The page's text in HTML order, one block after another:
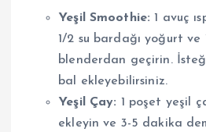
Yeşil Smoothie: 1 avuç
1/2 su bardağı yoğurt ve
blenderdan geçirin.
bal ekleyebilirsiniz.
Yeşil Çay: 1 poşet yeşil
ekleyin ve 3-5 dakika